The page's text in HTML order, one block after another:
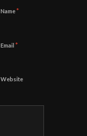
Name*
Email *
Website